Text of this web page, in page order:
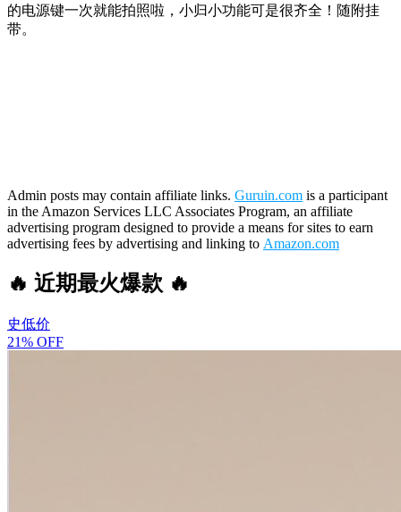
的电源键一次就能拍照啦，小归小功能可是很齐全！随附挂
带。
Admin posts may contain affiliate links. Guruin.com is a participant
in the Amazon Services LLC Associates Program, an affiliate
advertising program designed to provide a means for sites to earn
advertising fees by advertising and linking to Amazon.com
🔥 近期最火爆款 🔥
史低价
21% OFF